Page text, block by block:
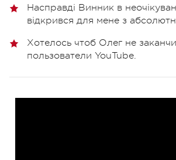
Насправді Винник в
відкрився для мене з
Хотелось чтоб Олег не
пользователи YouTube.